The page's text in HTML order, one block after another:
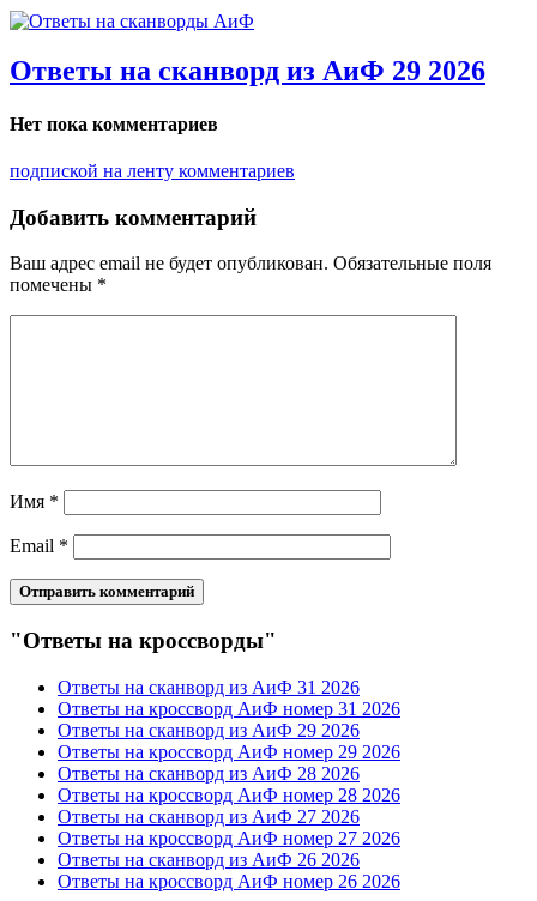
Ответы на сканворд из АиФ 29 2026
Нет пока комментариев
подпиской на ленту комментариев
Добавить комментарий
Ваш адрес email не будет опубликован. Обязательные поля
помечены *
Имя *
Email *
"Ответы на кроссворды"
Ответы на сканворд из АиФ 31 2026
Ответы на кроссворд АиФ номер 31 2026
Ответы на сканворд из АиФ 29 2026
Ответы на кроссворд АиФ номер 29 2026
Ответы на сканворд из АиФ 28 2026
Ответы на кроссворд АиФ номер 28 2026
Ответы на сканворд из АиФ 27 2026
Ответы на кроссворд АиФ номер 27 2026
Ответы на сканворд из АиФ 26 2026
Ответы на кроссворд АиФ номер 26 2026